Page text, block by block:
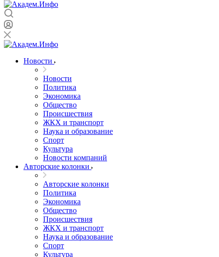
Новости
Новости
Политика
Экономика
Общество
Происшествия
ЖКХ и транспорт
Наука и образование
Спорт
Культура
Новости компаний
Авторские колонки
Авторские колонки
Политика
Экономика
Общество
Происшествия
ЖКХ и транспорт
Наука и образование
Спорт
Культура